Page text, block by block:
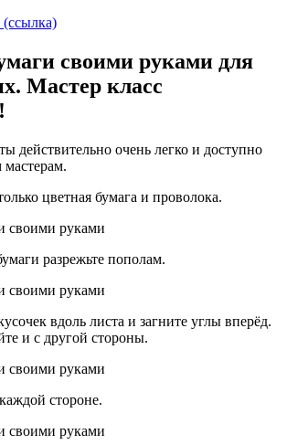
своими руками для
Мастер класс
действительно очень легко и доступно
цветная бумага и проволока.
разрежьте пополам.
вдоль листа и загните углы вперёд.
и с другой стороны.
стороне.